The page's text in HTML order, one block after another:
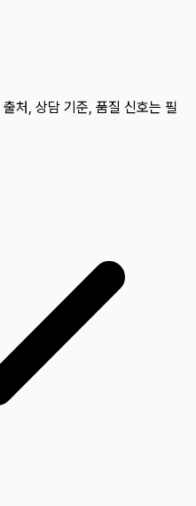
출처, 상담 기준, 품질 신호는 필